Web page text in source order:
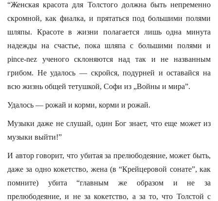
“Женская красота для Толстого должна быть непременно
скромной, как фиалка, и прятаться под большими полями
шляпы. Красоте в жизни полагается лишь одна минута
надежды на счастье, пока шляпа с большими полями и
pince-nez ученого склоняются над так и не названным
грибом. Не удалось — скройся, подурней и оставайся на
всю жизнь общей тетушкой, Софи из „Войны и мира”.
Удалось — рожай и корми, корми и рожай.
Музыки даже не слушай, один Бог знает, что еще может из
музыки выйти!”
И автор говорит, что убитая за прелюбодеяние, может быть,
даже за одно кокетство, жена (в “Крейцеровой сонате”, как
помните) убита “главным же образом и не за
прелюбодеяние, и не за кокетство, а за то, что Толстой с